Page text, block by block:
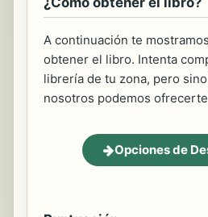
A continuación te
obtener el libro. Intenta
librería de tu zona, pero
nosotros podemos
Opciones de